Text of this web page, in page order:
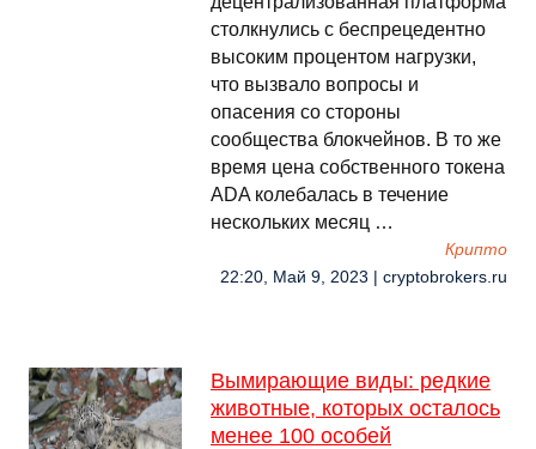
столкнулись с беспрецедентно
высоким процентом нагрузки,
что вызвало вопросы и
опасения со стороны
сообщества блокчейнов. В то же
время цена собственного токена
ADA колебалась в течение
нескольких месяц …
Крипто
22:20, Май 9, 2023 | cryptobrokers.ru
Вымирающие виды: редкие
животные, которых осталось
менее 100 особей